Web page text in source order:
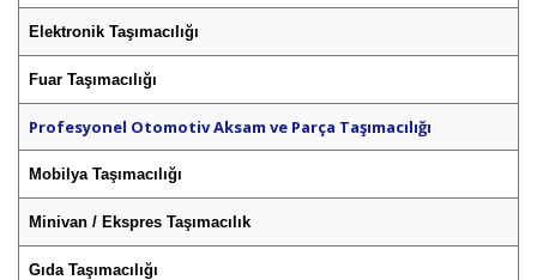
Elektronik Taşımacılığı
Fuar Taşımacılığı
Profesyonel Otomotiv Aksam ve Parça Taşımacılığı
Mobilya Taşımacılığı
Minivan / Ekspres Taşımacılık
Gıda Taşımacılığı